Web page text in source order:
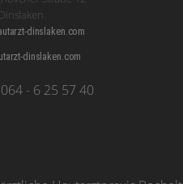
dinslaken.com
dinslaken.com
- 6 25 57 40